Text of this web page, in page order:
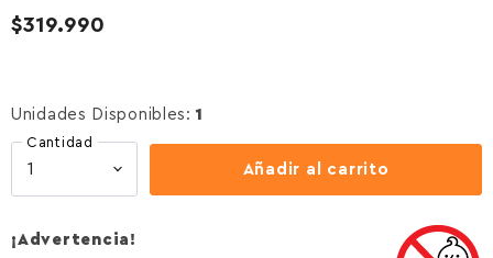
$319.990
Unidades Disponibles:1
Cantidad
Añadir al carrito
¡Advertencia!